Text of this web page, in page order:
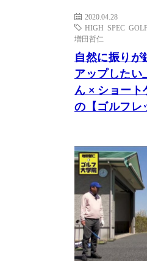
2020.04.28
HIGH SPEC GOLF
増田哲仁
自然に振り
アップしたい
ん × ショート
の【ゴルフレ